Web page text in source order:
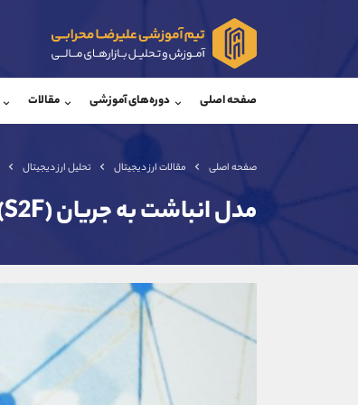
صفحه اصلی دوره‌های آموزشی مقالات
صفحه اصلی مقالات ارز دیجیتال تحلیل ارز دیجیتال
مدل انباشت به جریان (S2F)
@Armteam_admin_por
بدون پیش شماره
اینستاگرام